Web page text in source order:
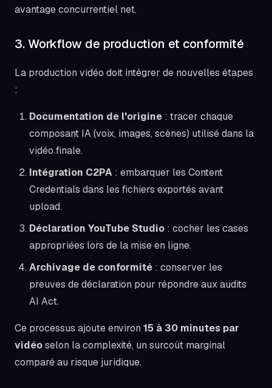
avantage concurrentiel net.
3. Workflow de production et conformité
La production vidéo doit intégrer de nouvelles étapes
:
Documentation de l'origine : tracer chaque
composant IA (voix, images, scènes) utilisé dans la
vidéo finale.
Intégration C2PA : embarquer les Content
Credentials dans les fichiers exportés avant
upload.
Déclaration YouTube Studio : cocher les cases
appropriées lors de la mise en ligne.
Archivage de conformité : conserver les
preuves de déclaration pour répondre aux audits
AI Act.
Ce processus ajoute environ 15 à 30 minutes par
vidéoselon la complexité, un surcoût marginal
comparé au risque juridique.